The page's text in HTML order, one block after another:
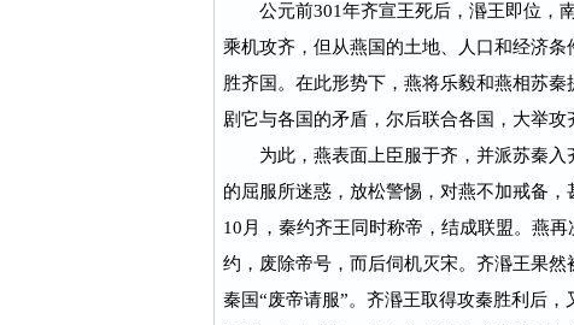
公元前301年齐宣王死后，湣王即位，南
乘机攻齐，但从燕国的土地、人口和经济
胜齐国。在此形势下，燕将乐毅和燕相苏
剧它与各国的矛盾，尔后联合各国，大举攻
为此，燕表面上臣服于齐，并派苏秦入
的屈服所迷惑，放松警惕，对燕不加戒备
10月，秦约齐王同时称帝，结成联盟。燕
约，废除帝号，而后伺机灭宋。齐湣王果
秦国“废帝请服”。齐湣王取得攻秦胜利后